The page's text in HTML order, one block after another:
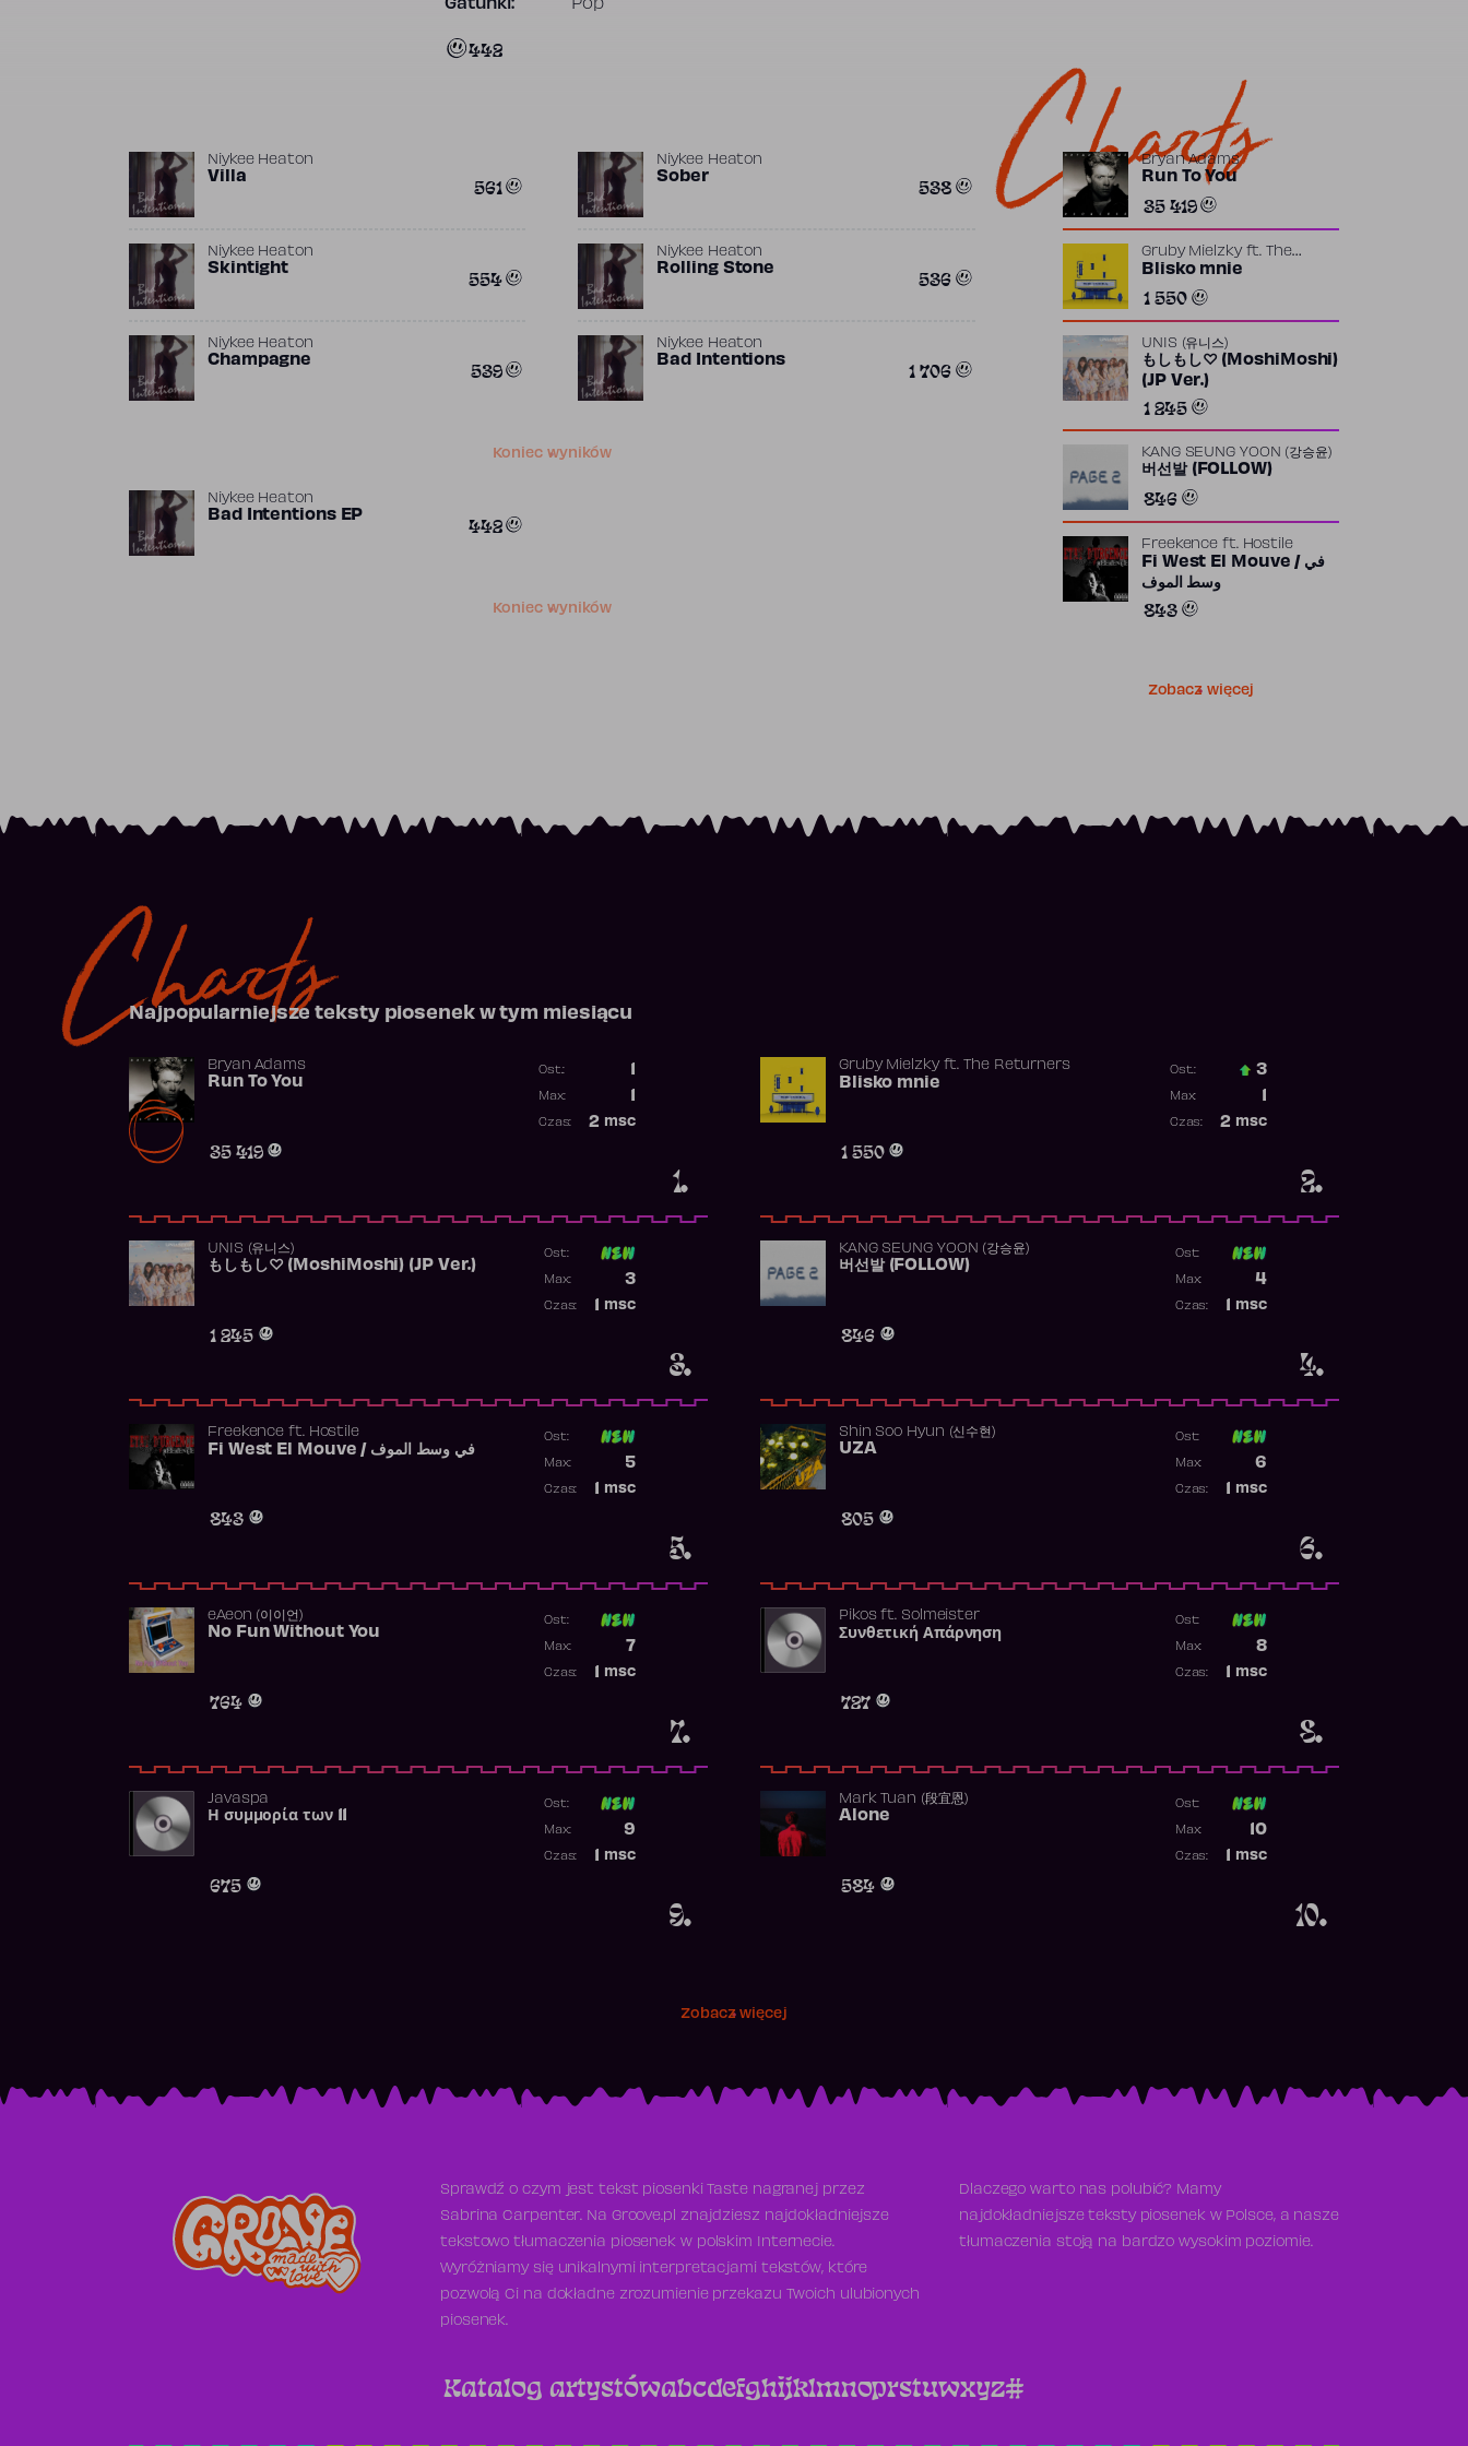
Gatunki: Pop
442
Niykee Heaton
Villa 561
Niykee Heaton
Sober 538
Niykee Heaton
Skintight 554
Niykee Heaton
Rolling Stone 536
Niykee Heaton
Champagne 539
Niykee Heaton
Bad Intentions 1 706
Koniec wyników
Niykee Heaton
Bad Intentions EP 442
Koniec wyników
Charts
Bryan Adams
Run To You
35 419
Gruby Mielzkyft.
The
Returners
Blisko mnie
1 550
UNIS (유니스)
もしもし♡ (MoshiMoshi)
(JP Ver.)
1 245
KANG SEUNG YOON (강승윤)
버선발 (FOLLOW)
846
Freekence ft. Hostile
Fi West El Mouve / في
وسط الموف
843
Zobacz więcej
Charts
Najpopularniejsze teksty piosenek w tym miesiącu
1.
Bryan Adams
Run To You
35 419
Ost.:
Max:
2 msc
Czas:
2.
Gruby Mielzkyft. The Returners
Blisko mnie
1 550
Ost.: 3
Max:
2 msc
Czas:
3.
UNIS (유니스)
もしもし♡ (MoshiMoshi) (JP Ver.)
1 245
Ost:
3
Max:
msc
Czas:
4.
KANG SEUNG YOON (강승윤)
버선발 (FOLLOW)
846
Ost:
4
Max:
msc
Czas:
5.
Freekence ft. Hostile
Fi West El Mouve / في وسط الموف
843
Ost:
5
Max:
msc
Czas:
6.
Shin Soo Hyun (신수현)
UZA
805
Ost:
6
Max:
msc
Czas:
7.
​eAeon (이이언)
No Fun Without You
764
Ost:
7
Max:
msc
Czas:
8.
Pikosft. Solmeister
Συνθετική Απάρνηση
727
Ost:
8
Max:
msc
Czas:
9.
Javaspa
Η συμμορία των 11
675
Ost:
9
Max:
msc
Czas:
10.
Mark Tuan (段宜恩)
Alone
584
Ost:
10
Max:
msc
Czas:
Zobacz więcej
Sprawdź o czym jest tekst piosenki Taste nagranej przez
Sabrina Carpenter. Na Groove.pl znajdziesz najdokładniejsze
tekstowo tłumaczenia piosenek w polskim Internecie.
Wyróżniamy się unikalnymi interpretacjami tekstów, które
pozwolą Ci na dokładne zrozumienie przekazu Twoich ulubionych
piosenek.
Dlaczego warto nas polubić? Mamy
najdokładniejsze teksty piosenek w Polsce, a nasze
tłumaczenia stoją na bardzo wysokim poziomie.
Katalog artystówabcdefghijklmnoprstuwxyz#